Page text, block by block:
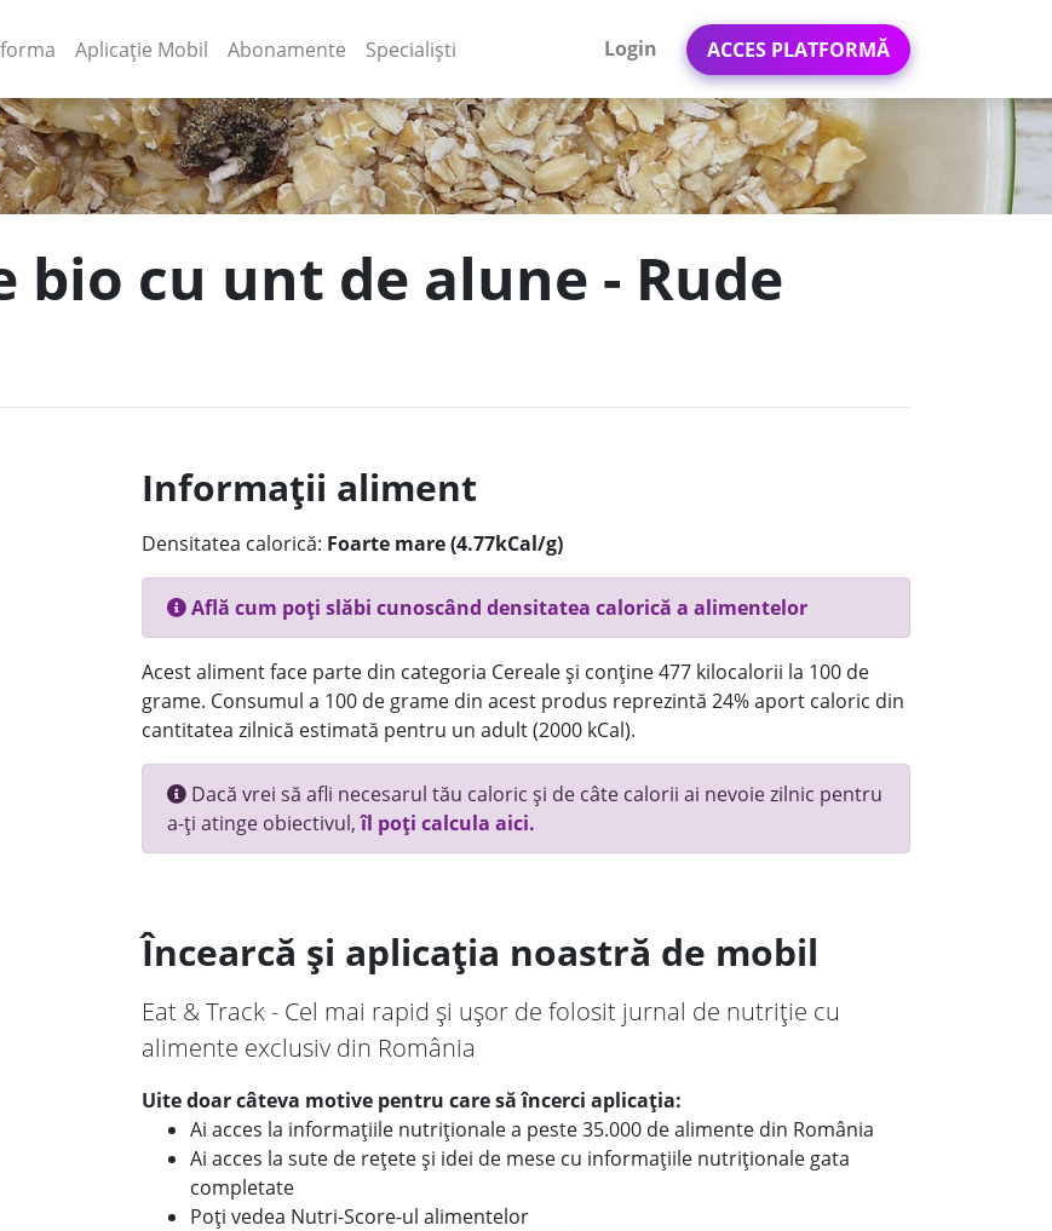
(current)
Aplicație Mobil (current)
Abonamente Specialiști Login ACCES PLATFORMĂ
bio cu unt de alune - Rude
Informații aliment
Densitatea calorică: Foarte mare (4.77kCal/g)
Află cum poți slăbi cunoscând densitatea calorică a alimentelor
Acest aliment face parte din categoria Cereale și conține 477 kilocalorii la 100 de
grame. Consumul a 100 de grame din acest produs reprezintă 24% aport caloric din
cantitatea zilnică estimată pentru un adult (2000 kCal).
Dacă vrei să afli necesarul tău caloric și de câte calorii ai nevoie zilnic pentru
a-ți atinge obiectivul,îl poți calcula aici.
Încearcă și aplicația noastră de mobil
Eat & Track - Cel mai rapid și ușor de folosit jurnal de nutriție cu
alimente exclusiv din România
Uite doar câteva motive pentru care să încerci aplicația:
Ai acces la informațiile nutriționale a peste 35.000 de alimente din România
Ai acces la sute de rețete și idei de mese cu informațiile nutriționale gata
completate
Poți vedea Nutri-Score-ul alimentelor